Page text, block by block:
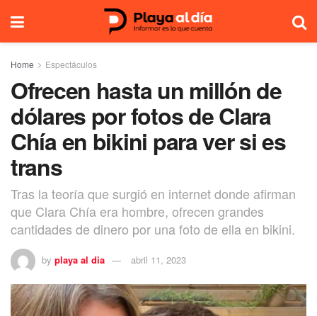
Home Espectáculos
Ofrecen hasta un millón de
dólares por fotos de Clara
Chía en bikini para ver si es
trans
Tras la teoría que surgió en internet donde afirman
que Clara Chía era hombre, ofrecen grandes
cantidades de dinero por una foto de ella en bikini.
by playa al dia abril 11, 2023